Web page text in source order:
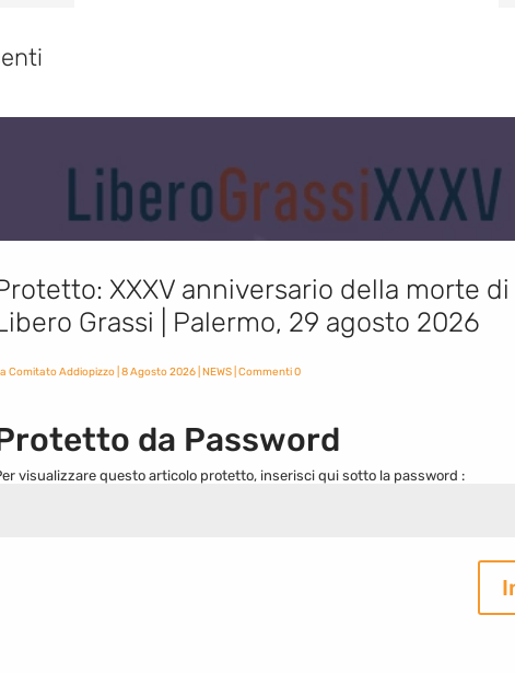
XXXV anniversario della morte di
Grassi | Palermo, 29 agosto 2026
Comitato Addiopizzo| 8 Agosto 2026| NEWS| Commenti 0
da Password
visualizzare questo articolo protetto, inserisci qui sotto la password :